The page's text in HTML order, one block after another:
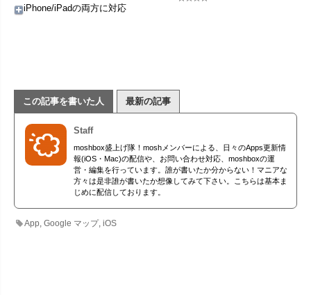
iPhone/iPadの両方に対応
この記事を書いた人 最新の記事
Staff
moshbox盛上げ隊！moshメンバーによる、日々のApps更新情
報(iOS・Mac)の配信や、お問い合わせ対応、moshboxの運
営・編集を行っています。誰が書いたか分からない！マニアな
方々は是非誰が書いたか想像してみて下さい。こちらは基本ま
じめに配信しております。
App ,Google マップ,iOS